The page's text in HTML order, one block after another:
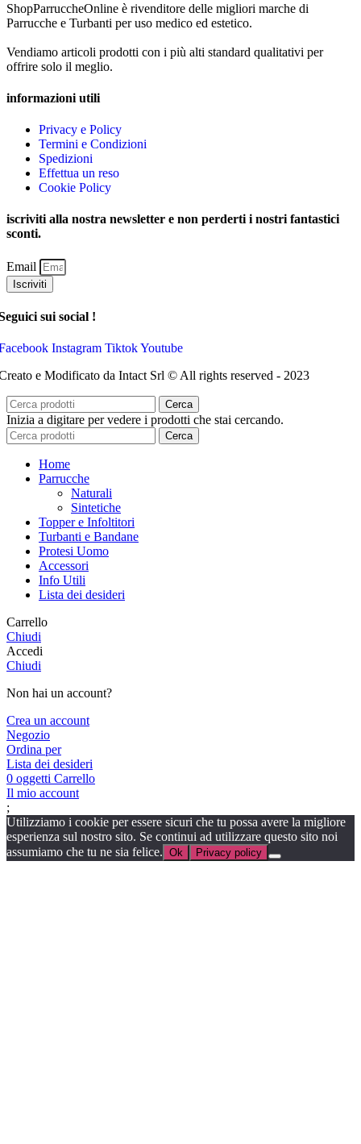
ShopParruccheOnline è rivenditore delle migliori marche di
Parrucche e Turbanti per uso medico ed estetico.
Vendiamo articoli prodotti con i più alti standard qualitativi per
offrire solo il meglio.
informazioni utili
Privacy e Policy
Termini e Condizioni
Spedizioni
Effettua un reso
Cookie Policy
iscriviti alla nostra newsletter e non perderti i nostri fantastici
sconti.
Email
Iscriviti
sui social !
Instagram TiktokYoutube
e Modificato da Intact Srl © All rights reserved - 2023
Cerca
Inizia a digitare per vedere i prodotti che stai cercando.
Cerca
Home
Parrucche
Naturali
Sintetiche
Topper e Infoltitori
Turbanti e Bandane
Protesi Uomo
Accessori
Info Utili
Lista dei desideri
Carrello
Chiudi
Accedi
Chiudi
Non hai un account?
Crea un account
Negozio
Ordina per
Lista dei desideri
0 oggetti Carrello
Il mio account
;
Utilizziamo i cookie per essere sicuri che tu possa avere la migliore
esperienza sul nostro sito. Se continui ad utilizzare questo sito noi
assumiamo che tu ne sia felice. Ok Privacy policy